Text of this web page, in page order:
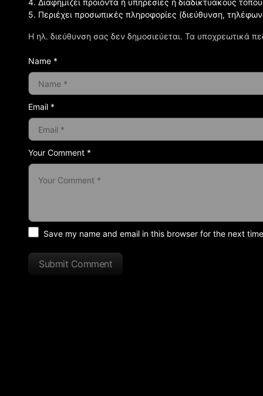
Η ηλ. διεύθυνση σας δεν δημοσιεύεται. Τα υποχρεωτικά
Your Comment *
4. Διαφημίζει προϊόντα ή υπηρεσίες ή διαδικτυακούς
5. Περιέχει προσωπικές πληροφορίες (διεύθυνση,
Name *
Email *
Save my name and email in this browser for the next
Submit Comment